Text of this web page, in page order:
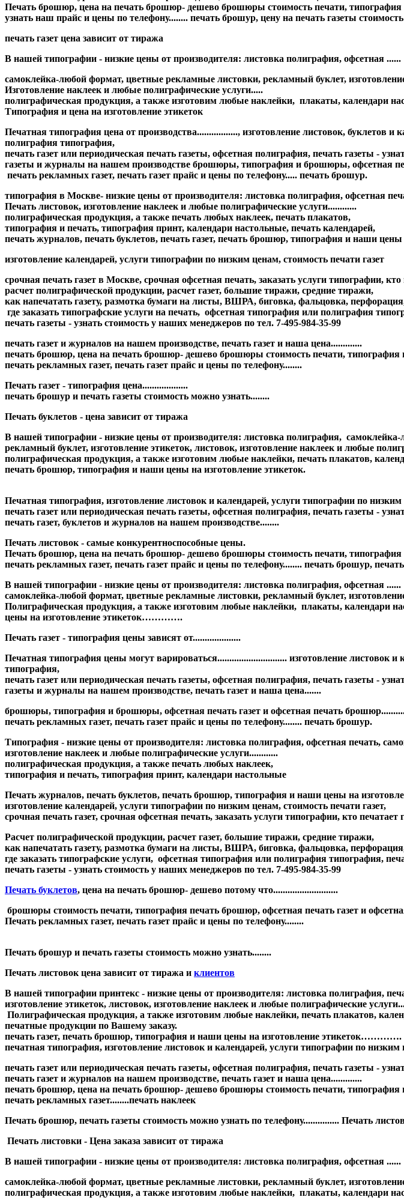
Печать брошюр, цена на печать брошюр- дешево брошюры стоимость печати, типография
узнать наш прайс и цены по телефону........ печать брошур, цену на печать газеты
печать газет цена зависит от тиража
В нашей типографии - низкие цены от производителя: листовка полиграфия, офсетная ......
самоклейка-любой формат, цветные рекламные листовки, рекламный буклет,
Изготовление наклеек и любые полиграфические услуги.....
полиграфическая продукция, а также изготовим любые наклейки, плакаты, календари
Типография и цена на изготовление этикеток
Печатная типография цена от производства................., изготовление листовок, буклетов
полиграфия типография,
печать газет или периодическая печать газеты, офсетная полиграфия, печать газеты -
газеты и журналы на нашем производстве брошюры, типография и брошюры, офсетная
печать рекламных газет, печать газет прайс и цены по телефону..... печать брошур.
типография в Москве- низкие цены от производителя: листовка полиграфия, офсетная
Печать листовок, изготовление наклеек и любые полиграфические услуги............
полиграфическая продукция, а также печать любых наклеек, печать плакатов,
типография и печать, типография принт, календари настольные, печать календарей,
печать журналов, печать буклетов, печать газет, печать брошюр, типография и наши
изготовление календарей, услуги типографии по низким ценам, стоимость печати газет
срочная печать газет в Москве, срочная офсетная печать, заказать услуги типографии,
расчет полиграфической продукции, расчет газет, большие тиражи, средние тиражи,
как напечатать газету, размотка бумаги на листы, ВШРА, биговка, фальцовка,
где заказать типографские услуги на печать, офсетная типография или полиграфия
печать газеты - узнать стоимость у наших менеджеров по тел. 7-495-984-35-99
печать газет и журналов на нашем производстве, печать газет и наша цена.............
печать брошюр, цена на печать брошюр- дешево брошюры стоимость печати, типография
печать рекламных газет, печать газет прайс и цены по телефону........
Печать газет - типография цена...................
печать брошур и печать газеты стоимость можно узнать........
Печать буклетов - цена зависит от тиража
В нашей типографии - низкие цены от производителя: листовка полиграфия,
рекламный буклет, изготовление этикеток, листовок, изготовление наклеек и любые
полиграфическая продукция, а также изготовим любые наклейки, печать плакатов,
печать брошюр, типография и наши цены на изготовление этикеток.
Печатная типография, изготовление листовок и календарей, услуги типографии по
печать газет или периодическая печать газеты, офсетная полиграфия, печать газеты -
печать газет, буклетов и журналов на нашем производстве........
Печать листовок - самые конкурентноспособные цены.
Печать брошюр, цена на печать брошюр- дешево брошюры стоимость печати, типография
печать рекламных газет, печать газет прайс и цены по телефону........ печать брошур,
В нашей типографии - низкие цены от производителя: листовка полиграфия, офсетная ......
самоклейка-любой формат, цветные рекламные листовки, рекламный буклет,
Полиграфическая продукция, а также изготовим любые наклейки, плакаты, календари
цены на изготовление этикеток………….
Печать газет - типография цены зависят от....................
Печатная типография цены могут варироваться............................. изготовление
типография,
печать газет или периодическая печать газеты, офсетная полиграфия, печать газеты -
газеты и журналы на нашем производстве, печать газет и наша цена.......
брошюры, типография и брошюры, офсетная печать газет и офсетная печать
печать рекламных газет, печать газет прайс и цены по телефону........ печать брошур.
Типография - низкие цены от производителя: листовка полиграфия, офсетная печать,
изготовление наклеек и любые полиграфические услуги............
полиграфическая продукция, а также печать любых наклеек,
типография и печать, типография принт, календари настольные
Печать журналов, печать буклетов, печать брошюр, типография и наши цены на
изготовление календарей, услуги типографии по низким ценам, стоимость печати газет,
срочная печать газет, срочная офсетная печать, заказать услуги типографии, кто
Расчет полиграфической продукции, расчет газет, большие тиражи, средние тиражи,
как напечатать газету, размотка бумаги на листы, ВШРА, биговка, фальцовка,
где заказать типографские услуги, офсетная типография или полиграфия типография,
печать газеты - узнать стоимость у наших менеджеров по тел. 7-495-984-35-99
Печать буклетов, цена на печать брошюр- дешево потому что...........................
брошюры стоимость печати, типография печать брошюр, офсетная печать газет и
Печать рекламных газет, печать газет прайс и цены по телефону........
Печать брошур и печать газеты стоимость можно узнать........
Печать листовок цена зависит от тиража и клиентов
В нашей типографии принтекс - низкие цены от производителя: листовка полиграфия,
изготовление этикеток, листовок, изготовление наклеек и любые полиграфические
Полиграфическая продукция, а также изготовим любые наклейки, печать плакатов,
печатные продукции по Вашему заказу.
печать газет, печать брошюр, типография и наши цены на изготовление этикеток………….
печатная типография, изготовление листовок и календарей, услуги типографии по
печать газет или периодическая печать газеты, офсетная полиграфия, печать газеты -
печать газет и журналов на нашем производстве, печать газет и наша цена.............
печать брошюр, цена на печать брошюр- дешево брошюры стоимость печати, типография
печать рекламных газет........печать наклеек
Печать брошюр, печать газеты стоимость можно узнать по телефону............... Печать
Печать листовки - Цена заказа зависит от тиража
В нашей типографии - низкие цены от производителя: листовка полиграфия, офсетная ......
самоклейка-любой формат, цветные рекламные листовки, рекламный буклет,
полиграфическая продукция, а также изготовим любые наклейки, плакаты, календари